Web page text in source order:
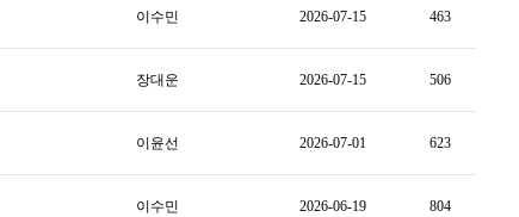
이수민 2026-07-15 463
장대운 2026-07-15 506
이윤선 2026-07-01 623
이수민 2026-06-19 804